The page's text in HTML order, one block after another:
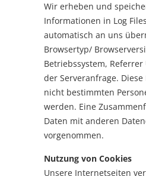
Wir erheben und
Informationen in Log
automatisch an uns
Browsertyp/
Betriebssystem,
der Serveranfrage.
nicht bestimmten
werden. Eine
Daten mit anderen
vorgenommen.
Nutzung von Cookies
Unsere Internetseiten